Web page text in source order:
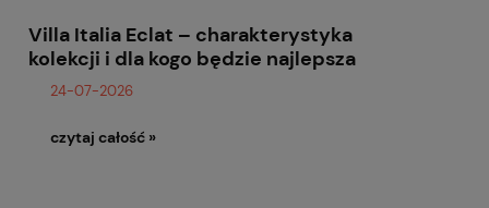
Villa Italia Eclat – charakterystyka
kolekcji i dla kogo będzie najlepsza
24-07-2026
czytaj całość »